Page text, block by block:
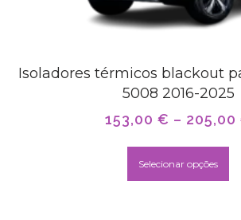
Isoladores térmicos blackout
5008 2016-2025
153,00 € – 205,00
Selecionar opções